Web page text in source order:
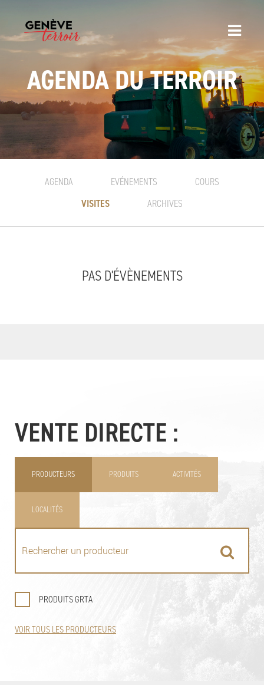
AGENDA DU TERROIR
AGENDA EVÉNEMENTS COURS
VISITES ARCHIVES
PAS D'ÉVÈNEMENTS
VENTE DIRECTE :
PRODUCTEURS PRODUITS ACTIVITÉS
LOCALITÉS
PRODUITS GRTA
VOIR TOUS LES PRODUCTEURS